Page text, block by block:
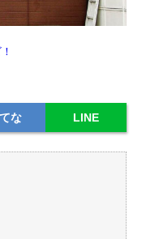
な LINE